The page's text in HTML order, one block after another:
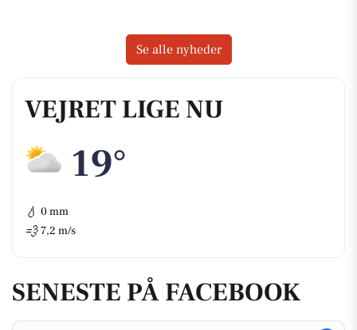
VEJRET LIGE NU
19°
💧 0 mm
💨 7,2 m/s
SENESTE PÅ FACEBOOK
Se alle nyheder